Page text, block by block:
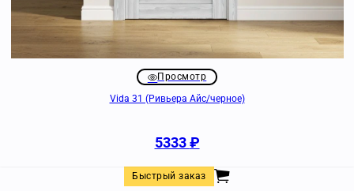
Просмотр
Vida 31 (Ривьера Айс/черное)
5333₽
Быстрый заказ